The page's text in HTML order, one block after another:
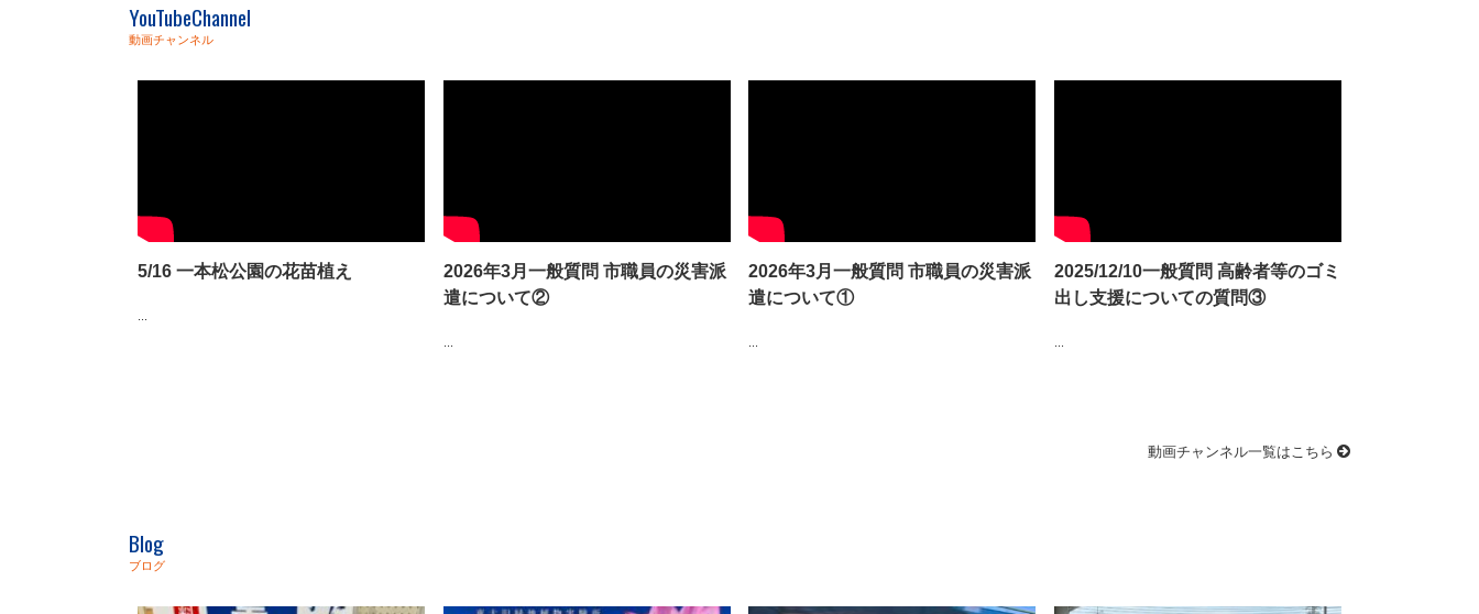
YouTubeChannel
動画チャンネル
5/16 一本松公園の花苗植え
2026年3月一般質問 市職員の災害派
遣について②
2026年3月一般質問 市職員の災害派
遣について①
2025/12/10一般質問 高齢者等のゴミ
出し支援についての質問③
動画チャンネル一覧はこちら
Blog
ブログ